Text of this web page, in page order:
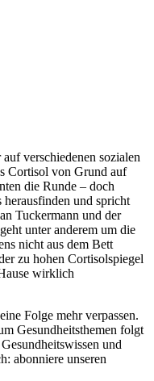
verschiedenen sozialen
Cortisol von Grund auf
die Runde – doch
herausfinden und spricht
Tuckermann und der
unter anderem um die
nicht aus dem Bett
zu hohen Cortisolspiegel
wirklich
Folge mehr verpassen.
Gesundheitsthemen folgt
Gesundheitswissen und
abonniere unseren